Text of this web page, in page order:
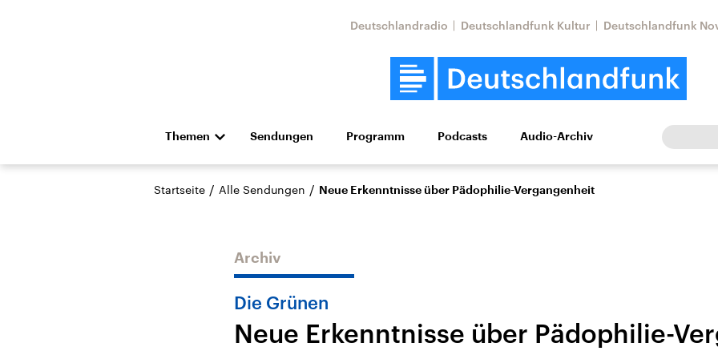
Deutschlandradio Deutschlandfunk Kultur Deutschlandfunk
Themen
Die Nachrichten Politik Wirtschaft Wissen Kultur Europa
Hörspiel und Feature Musik
Landtagswahl Sachsen-
USA
Nahostkonflikt
Iran
Sendungen Programm Podcasts Audio-Archiv
Startseite / Alle Sendungen / Neue Erkenntnisse über Pädophilie-Vergangenheit
Archiv
Die Grünen
Neue Erkenntnisse über Pädophilie-